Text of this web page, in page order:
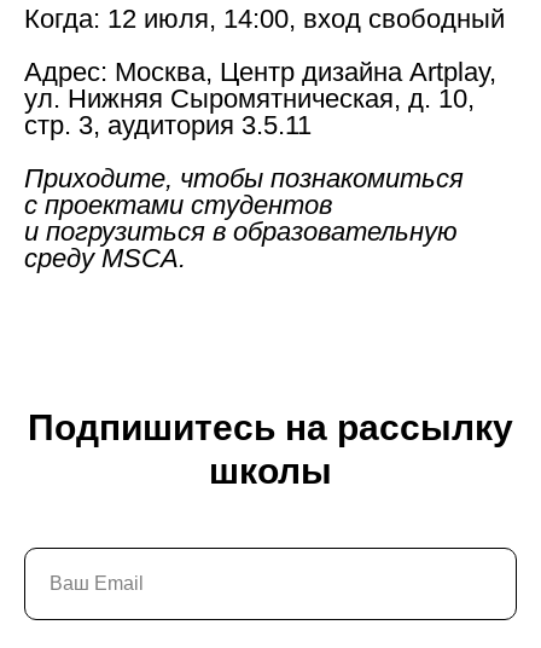
Когда: 12 июля, 14:00, вход свободный
Адрес: Москва, Центр дизайна Artplay,
ул. Нижняя Сыромятническая, д. 10,
стр. 3, аудитория 3.5.11
Приходите, чтобы познакомиться
с проектами студентов
и погрузиться в образовательную
среду MSCA.
Подпишитесь на рассылку
школы
Образование
Выставки и события
Галереи
Поддержать искусство
Мы находимся:
Москва, Центр дизайна Artplay,
Способ оплаты
Публичная оферта
Лицензия
Положение о конкурсе